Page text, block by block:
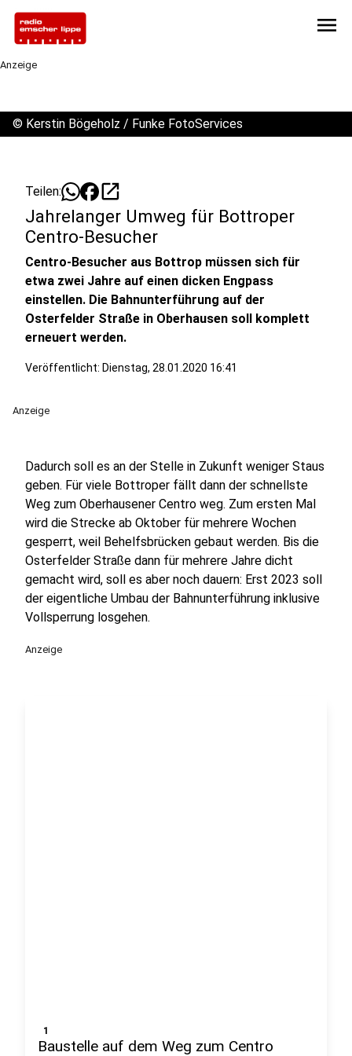
menu
Anzeige
© Kerstin Bögeholz / Funke FotoServices
Teilen: open_in_new
Jahrelanger Umweg für Bottroper
Centro-Besucher
Centro-Besucher aus Bottrop müssen sich für
etwa zwei Jahre auf einen dicken Engpass
einstellen. Die Bahnunterführung auf der
Osterfelder Straße in Oberhausen soll komplett
erneuert werden.
Veröffentlicht: Dienstag, 28.01.2020 16:41
Anzeige
Dadurch soll es an der Stelle in Zukunft weniger Staus
geben. Für viele Bottroper fällt dann der schnellste
Weg zum Oberhausener Centro weg. Zum ersten Mal
wird die Strecke ab Oktober für mehrere Wochen
gesperrt, weil Behelfsbrücken gebaut werden. Bis die
Osterfelder Straße dann für mehrere Jahre dicht
gemacht wird, soll es aber noch dauern: Erst 2023 soll
der eigentliche Umbau der Bahnunterführung inklusive
Vollsperrung losgehen.
Anzeige
1
Baustelle auf dem Weg zum Centro